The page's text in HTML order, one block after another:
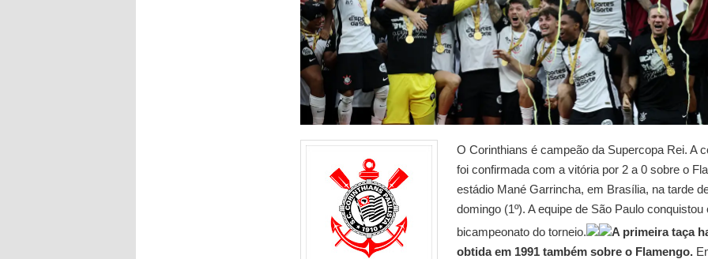
O Corinthians é campeão da Supercopa Rei. A
foi confirmada com a vitória por 2 a 0 sobre o
estádio Mané Garrincha, em Brasília, na tarde
domingo (1º). A equipe de São Paulo conquistou
bicampeonato do torneio.
A primeira taça
obtida em 1991 também sobre o Flamengo.